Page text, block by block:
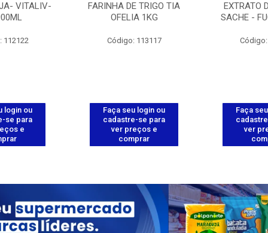
VITALIV-
112122
login ou
se para
e
FARINHA DE TRIGO TIA
OFELIA 1KG
Código: 113117
Faça seu login ou
cadastre-se para
ver preços e
comprar
EXTRATO
SACHE -
Faça
ver